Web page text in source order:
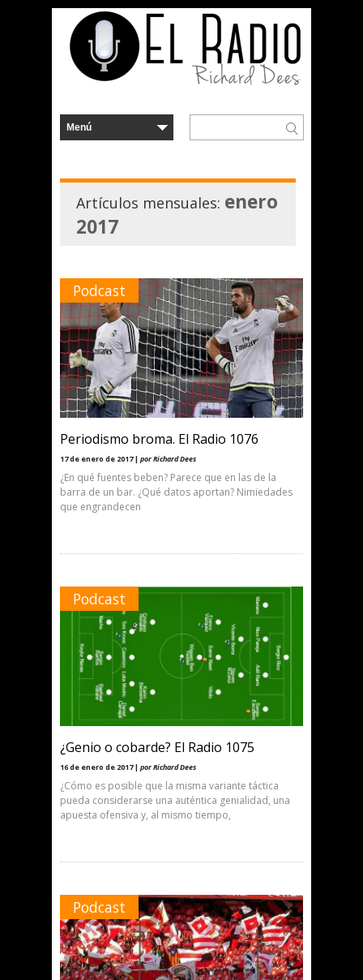
Artículos mensuales: enero
2017
Podcast
Periodismo broma. El Radio 1076
17 de enero de 2017 | por Richard Dees
¿En qué fuentes beben? Parece que en las de la
barra de un bar. ¿Qué datos aportan? Nimiedades
que engrandecen
Podcast
¿Genio o cobarde? El Radio 1075
16 de enero de 2017 | por Richard Dees
¿Cómo es posible que la misma variante táctica
pueda considerarse una auténtica genialidad, una
apuesta ofensiva y, al mismo tiempo,
Podcast